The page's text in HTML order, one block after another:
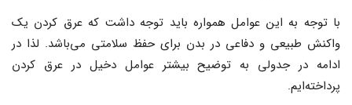
با توجه به این عوامل همواره باید توجه داشت که عرق کردن یک
واکنش طبیعی و دفاعی در بدن برای حفظ سلامتی می‌باشد. لذا در
ادامه در جدولی به توضیح بیشتر عوامل دخیل در عرق کردن
پرداخته‌ایم.